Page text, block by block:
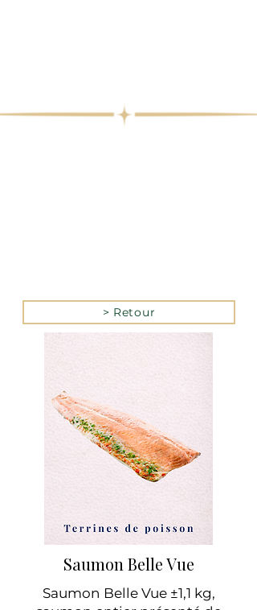
> Retour
Saumon Belle Vue
Saumon Belle Vue ±1,1 kg,